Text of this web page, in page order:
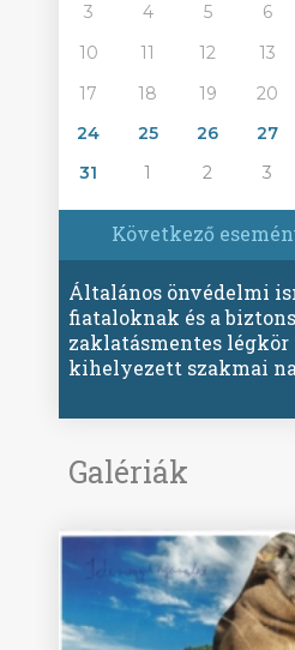
3
4 5 6
10
11 12 13
17
18 19 20
24
25 26 27
31
1 2 3
Következő
Általános önvédelmi
fiataloknak és a
zaklatásmentes légkör
kihelyezett szakmai
Galériák